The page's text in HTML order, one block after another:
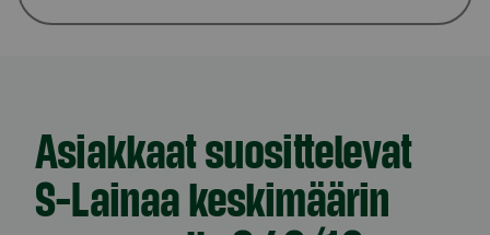
Asiakkaat suosittelevat
S-Lainaa keskimäärin